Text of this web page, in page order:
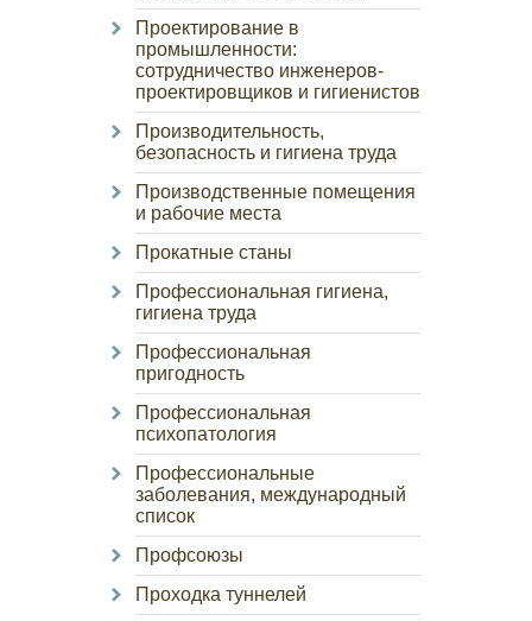
Проектирование в
промышленности:
сотрудничество инженеров-
проектировщиков и гигиенистов
Производительность,
безопасность и гигиена труда
Производственные помещения
и рабочие места
Прокатные станы
Профессиональная гигиена,
гигиена труда
Профессиональная
пригодность
Профессиональная
психопатология
Профессиональные
заболевания, международный
список
Профсоюзы
Проходка туннелей